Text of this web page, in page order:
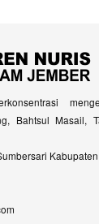
Bahtsul Masail,